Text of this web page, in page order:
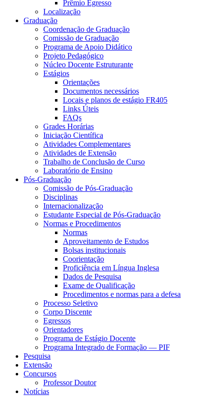
Prêmio Egresso
Localização
Graduação
Coordenação de Graduação
Comissão de Graduação
Programa de Apoio Didático
Projeto Pedagógico
Núcleo Docente Estruturante
Estágios
Orientações
Documentos necessários
Locais e planos de estágio FR405
Links Úteis
FAQs
Grades Horárias
Iniciação Científica
Atividades Complementares
Atividades de Extensão
Trabalho de Conclusão de Curso
Laboratório de Ensino
Pós-Graduação
Comissão de Pós-Graduação
Disciplinas
Internacionalização
Estudante Especial de Pós-Graduação
Normas e Procedimentos
Normas
Aproveitamento de Estudos
Bolsas institucionais
Coorientação
Proficiência em Língua Inglesa
Dados de Pesquisa
Exame de Qualificação
Procedimentos e normas para a defesa
Processo Seletivo
Corpo Discente
Egressos
Orientadores
Programa de Estágio Docente
Programa Integrado de Formação — PIF
Pesquisa
Extensão
Concursos
Professor Doutor
Notícias